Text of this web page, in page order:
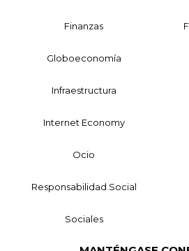
Finanzas
Globoeconomía
Infraestructura
Internet Economy
Ocio
Responsabilidad Social
Sociales